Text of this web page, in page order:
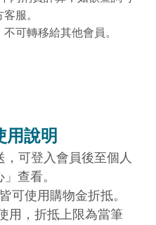
服。
可轉移給其他會員。
用說明
可登入會員後至個人
」查看。
可使用購物金折抵。
用，折抵上限為當筆